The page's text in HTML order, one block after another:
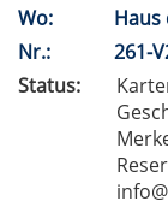
Wo:
Haus
Nr.:
261-
Status: